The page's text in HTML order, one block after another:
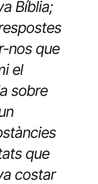
Bíblia;
nos que
el
sobre
que
costar